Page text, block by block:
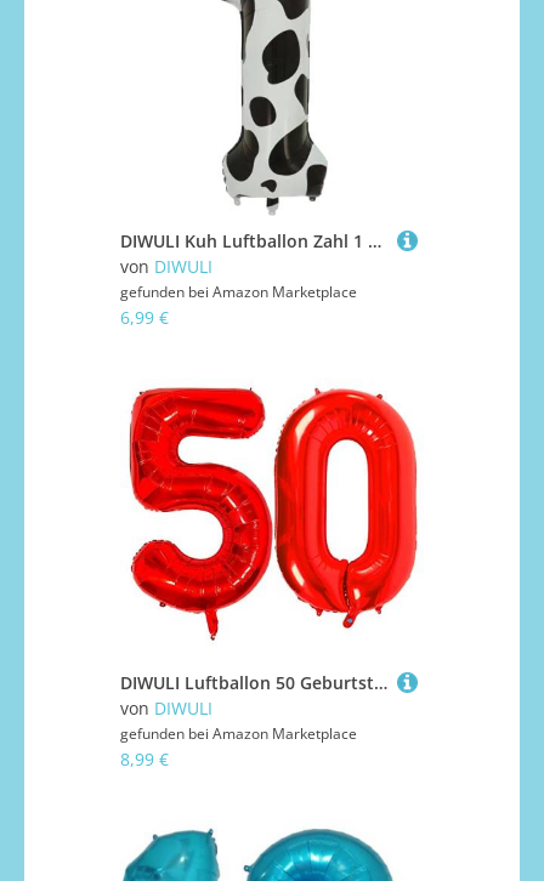
DIWULI Kuh Luftballon Zahl 1 XXL - Geburtstagsdeko 1 Jahr
von DIWULI
gefunden bei Amazon Marketplace
6,99 €
DIWULI Luftballon 50 Geburtstag XXL Rot - Zahl 50 Ballon
von DIWULI
gefunden bei Amazon Marketplace
8,99 €